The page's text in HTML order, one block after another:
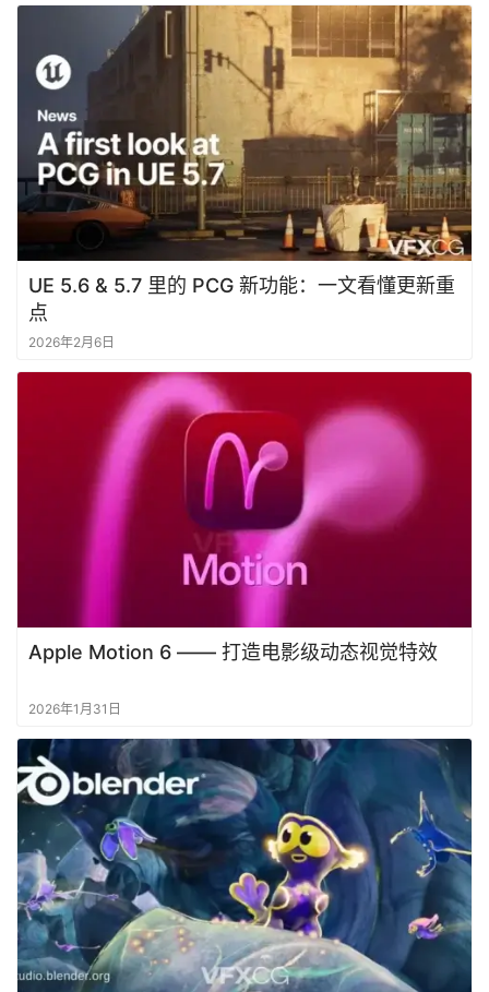
UE 5.6 & 5.7 里的 PCG 新功能：一文看懂更新重
点
2026年2月6日
Apple Motion 6 —— 打造电影级动态视觉特效
2026年1月31日